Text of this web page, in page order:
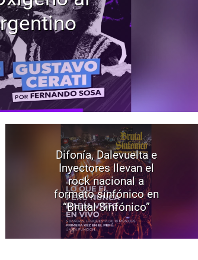
Difonía, Dalevuelta e
Inyectores llevan el
rock nacional a
formato sinfónico en
“Brutal Sinfónico”